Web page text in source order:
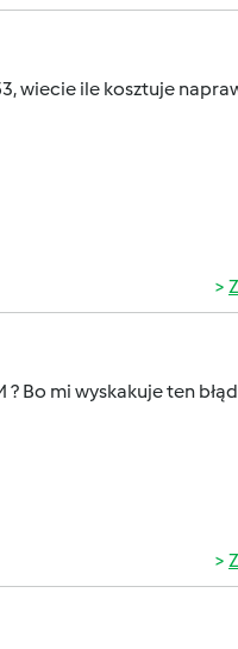
wiecie ile kosztuje
? Bo mi wyskakuje ten